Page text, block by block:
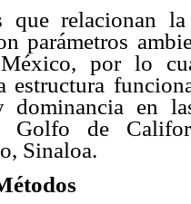
que relacionan
parámetros
México, por lo
estructura
dominancia en
Golfo de
Sinaloa.